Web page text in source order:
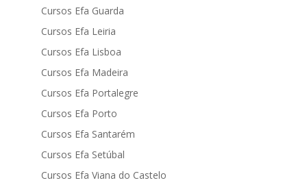
Cursos Efa Guarda
Cursos Efa Leiria
Cursos Efa Lisboa
Cursos Efa Madeira
Cursos Efa Portalegre
Cursos Efa Porto
Cursos Efa Santarém
Cursos Efa Setúbal
Cursos Efa Viana do Castelo